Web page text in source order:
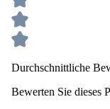
Durchschnittliche
Bewerten Sie dieses